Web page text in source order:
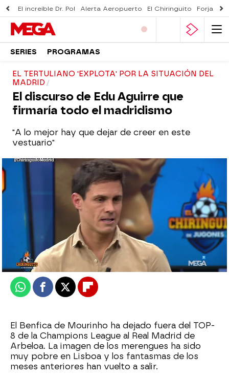
El increíble Dr. Pol Alerta Aeropuerto El Chiringuito Forjado
SERIES PROGRAMAS
EL TERTULIANO 'EXPLOTA' POR LA SITUACIÓN DEL
MADRID
El discurso de Edu Aguirre que
firmaría todo el madridismo
"A lo mejor hay que dejar de creer en este
vestuario"
El Chiringuito
Publicado: 29 de enero de 2026, 02:28
WhatsappFacebook
X Flipboard
El Benfica de Mourinho ha dejado fuera del TOP-
8 de la Champions League al Real Madrid de
Arbeloa. La imagen de los merengues ha sido
muy pobre en Lisboa y los fantasmas de los
meses anteriores han vuelto a salir.